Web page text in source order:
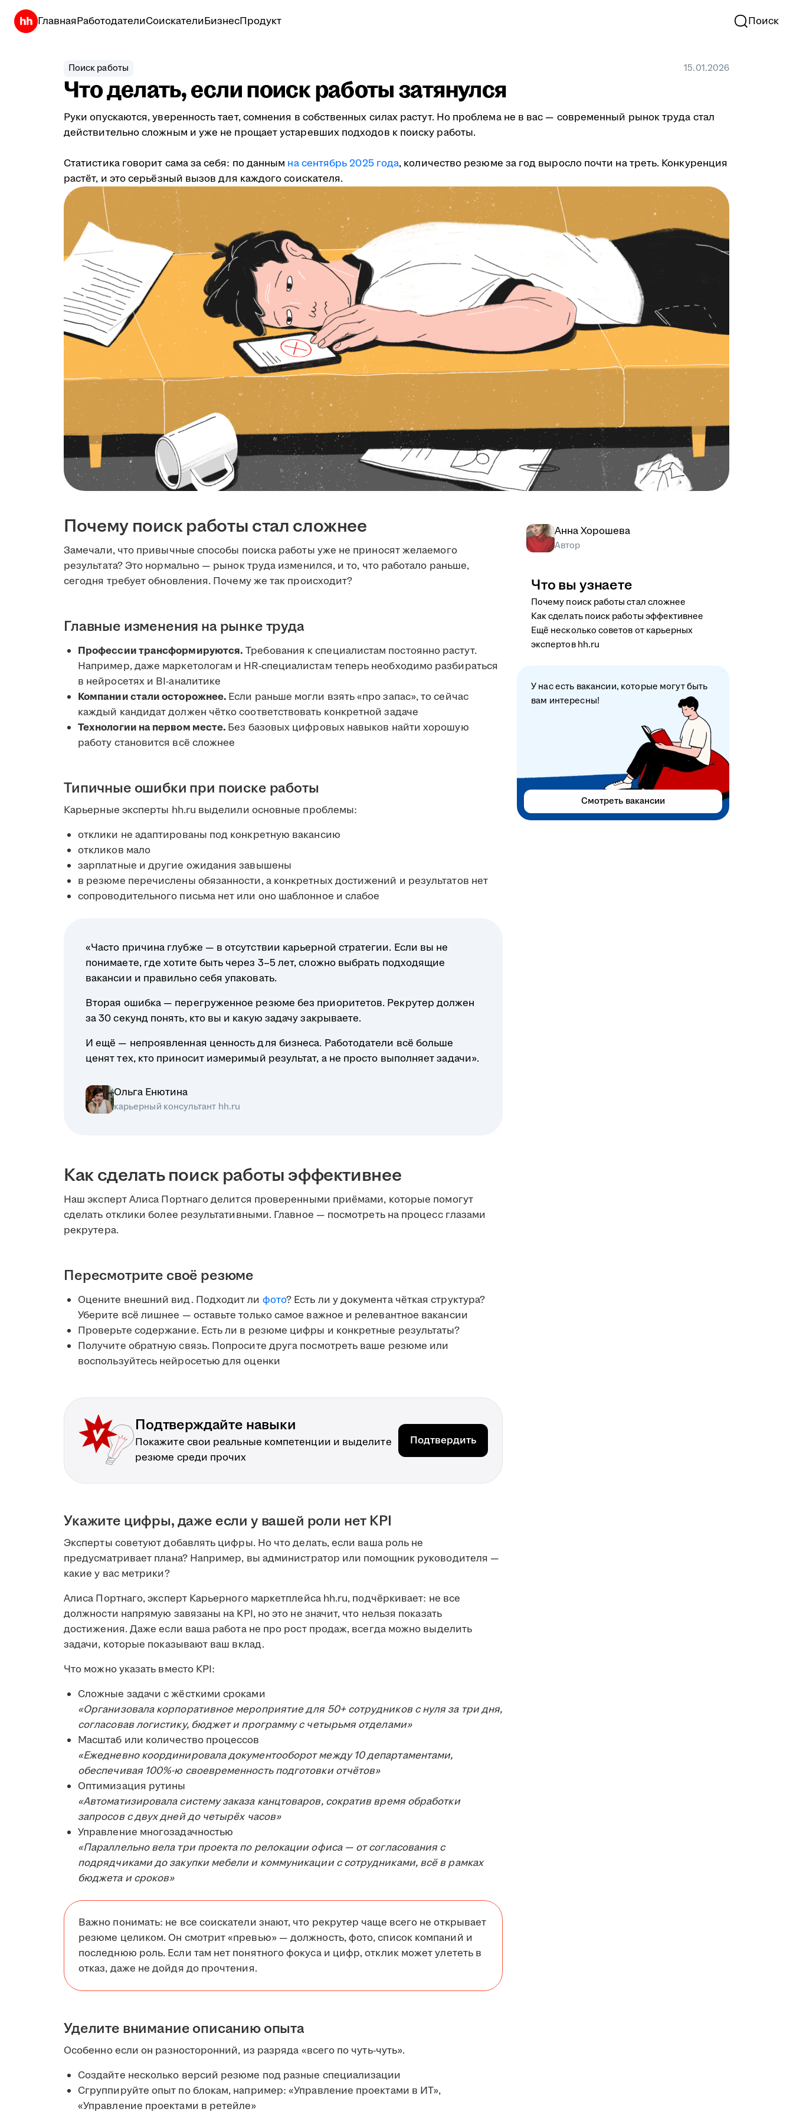
ГлавнаяРаботодателиСоискателиБизнесПродукт Поиск
Поиск работы 15.01.2026
Что делать, если поиск работы затянулся
Руки опускаются, уверенность тает, сомнения в собственных силах растут. Но проблема не в вас — современный рынок труда стал
действительно сложным и уже не прощает устаревших подходов к поиску работы.
Статистика говорит сама за себя: по данным на сентябрь 2025 года, количество резюме за год выросло почти на треть. Конкуренция
растёт, и это серьёзный вызов для каждого соискателя.
Почему поиск работы стал сложнее
Замечали, что привычные способы поиска работы уже не приносят желаемого
результата? Это нормально — рынок труда изменился, и то, что работало раньше,
сегодня требует обновления. Почему же так происходит?
Главные изменения на рынке труда
Профессии трансформируются. Требования к специалистам постоянно растут.
Например, даже маркетологам и HR-специалистам теперь необходимо разбираться
в нейросетях и BI-аналитике
Компании стали осторожнее. Если раньше могли взять «про запас», то сейчас
каждый кандидат должен чётко соответствовать конкретной задаче
Технологии на первом месте. Без базовых цифровых навыков найти хорошую
работу становится всё сложнее
Типичные ошибки при поиске работы
Карьерные эксперты hh.ru выделили основные проблемы:
отклики не адаптированы под конкретную вакансию
откликов мало
зарплатные и другие ожидания завышены
в резюме перечислены обязанности, а конкретных достижений и результатов нет
сопроводительного письма нет или оно шаблонное и слабое
«Часто причина глубже — в отсутствии карьерной стратегии. Если вы не
понимаете, где хотите быть через 3–5 лет, сложно выбрать подходящие
вакансии и правильно себя упаковать.
Вторая ошибка — перегруженное резюме без приоритетов. Рекрутер должен
за 30 секунд понять, кто вы и какую задачу закрываете.
И ещё — непроявленная ценность для бизнеса. Работодатели всё больше
ценят тех, кто приносит измеримый результат, а не просто выполняет задачи».
Ольга Енютина
карьерный консультант hh.ru
Как сделать поиск работы эффективнее
Наш эксперт Алиса Портнаго делится проверенными приёмами, которые помогут
сделать отклики более результативными. Главное — посмотреть на процесс глазами
рекрутера.
Пересмотрите своё резюме
Оцените внешний вид. Подходит ли фото? Есть ли у документа чёткая структура?
Уберите всё лишнее — оставьте только самое важное и релевантное вакансии
Проверьте содержание. Есть ли в резюме цифры и конкретные результаты?
Получите обратную связь. Попросите друга посмотреть ваше резюме или
воспользуйтесь нейросетью для оценки
Подтверждайте навыки
Покажите свои реальные компетенции и выделите
резюме среди прочих
Подтвердить
Укажите цифры, даже если у вашей роли нет KPI
Эксперты советуют добавлять цифры. Но что делать, если ваша роль не
предусматривает плана? Например, вы администратор или помощник руководителя —
какие у вас метрики?
Алиса Портнаго, эксперт Карьерного маркетплейса hh.ru, подчёркивает: не все
должности напрямую завязаны на KPI, но это не значит, что нельзя показать
достижения. Даже если ваша работа не про рост продаж, всегда можно выделить
задачи, которые показывают ваш вклад.
Что можно указать вместо KPI:
Сложные задачи с жёсткими сроками
«Организовала корпоративное мероприятие для 50+ сотрудников с нуля за три дня,
согласовав логистику, бюджет и программу с четырьмя отделами»
Масштаб или количество процессов
«Ежедневно координировала документооборот между 10 департаментами,
обеспечивая 100%-ю своевременность подготовки отчётов»
Оптимизация рутины
«Автоматизировала систему заказа канцтоваров, сократив время обработки
запросов с двух дней до четырёх часов»
Управление многозадачностью
«Параллельно вела три проекта по релокации офиса — от согласования с
подрядчиками до закупки мебели и коммуникации с сотрудниками, всё в рамках
бюджета и сроков»
Важно понимать: не все соискатели знают, что рекрутер чаще всего не открывает
резюме целиком. Он смотрит «превью» — должность, фото, список компаний и
последнюю роль. Если там нет понятного фокуса и цифр, отклик может улететь в
отказ, даже не дойдя до прочтения.
Уделите внимание описанию опыта
Особенно если он разносторонний, из разряда «всего по чуть-чуть».
Создайте несколько версий резюме под разные специализации
Сгруппируйте опыт по блокам, например: «Управление проектами в ИТ»,
«Управление проектами в ретейле»
Анна Хорошева
Автор
Что вы узнаете
Почему поиск работы стал сложнее
Как сделать поиск работы эффективнее
Ещё несколько советов от карьерных
экспертов hh.ru
У нас есть вакансии, которые могут быть
вам интересны!
Смотреть вакансии